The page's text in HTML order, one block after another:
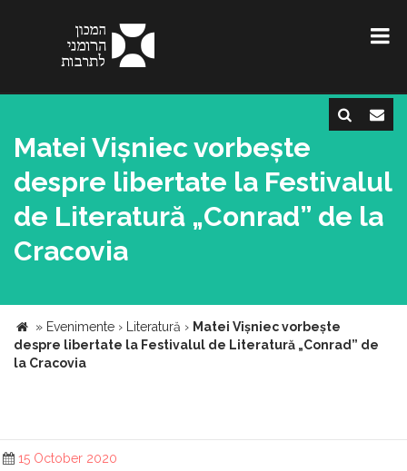
Matei Vișniec vorbește
despre libertate la Festivalul
de Literatură „Conrad” de la
Cracovia
» Evenimente › Literatură › Matei Vișniec vorbește
despre libertate la Festivalul de Literatură „Conrad” de
la Cracovia
15 October 2020